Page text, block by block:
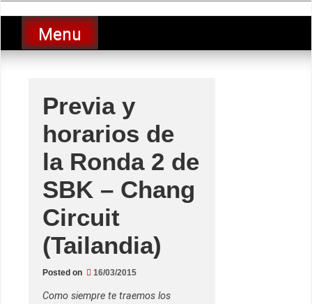
to
contentLucio Lopez GP
luciolopezgp
Menu
Previa y
horarios de
la Ronda 2 de
SBK – Chang
Circuit
(Tailandia)
Posted on 16/03/2015
Como siempre te traemos los